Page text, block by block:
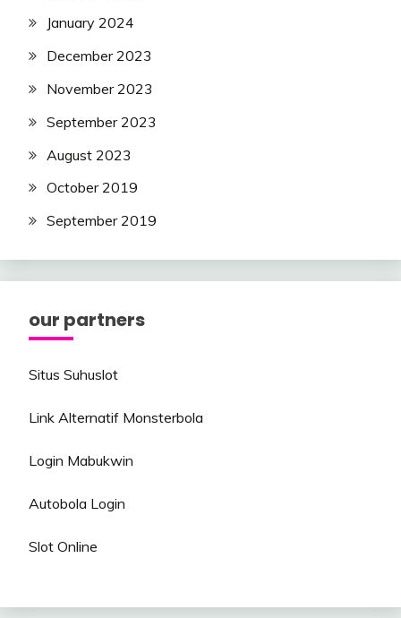
January 2024
December 2023
November 2023
September 2023
August 2023
October 2019
September 2019
our partners
Situs Suhuslot
Link Alternatif Monsterbola
Login Mabukwin
Autobola Login
Slot Online